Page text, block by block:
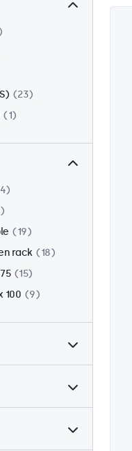
23
1
19
rack
18
15
100
9
6
ajustable